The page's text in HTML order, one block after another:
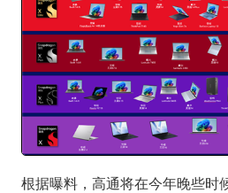
根据曝料，高通将在今年晚些时